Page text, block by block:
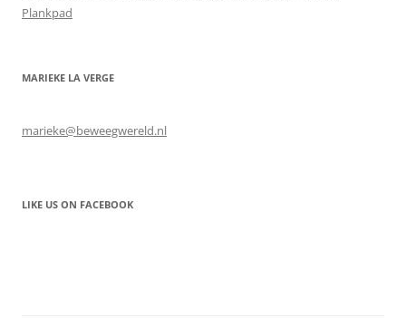
Plankpad
MARIEKE LA VERGE
marieke@beweegwereld.nl
LIKE US ON FACEBOOK